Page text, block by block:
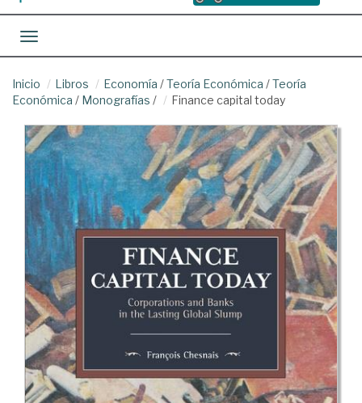
Toggle navigation
Inicio Libros Economía /Teoría Económica /Teoría
Económica / Monografías / Finance capital today